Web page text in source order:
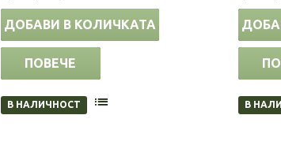
ДОБАВИ В КОЛИЧКАТА
ПОВЕЧЕ
В НАЛИЧНОСТ В